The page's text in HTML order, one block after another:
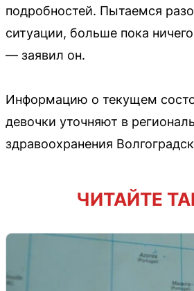
подробностей. Пытаемся
ситуации, больше пока
— заявил он.
Информацию о текущем
девочки уточняют в
здравоохранения
ЧИТАЙТЕ